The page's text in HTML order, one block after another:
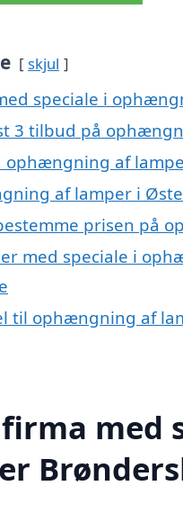
skjul
speciale i
3 tilbud på
ophængning af
af lamper i
prisen på
med speciale i
til ophængning af